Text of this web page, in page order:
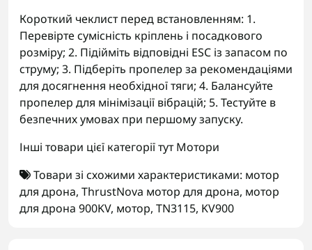
Короткий чеклист перед встановленням: 1.
Перевірте сумісність кріплень і посадкового
розміру; 2. Підійміть відповідні ESC із запасом по
струму; 3. Підберіть пропелер за рекомендаціями
для досягнення необхідної тяги; 4. Балансуйте
пропелер для мінімізації вібрацій; 5. Тестуйте в
безпечних умовах при першому запуску.
Інші товари цієї категорії тут Мотори
Товари зі схожими характеристиками: мотор
для дрона, ThrustNova мотор для дрона, мотор
для дрона 900KV, мотор, TN3115, KV900